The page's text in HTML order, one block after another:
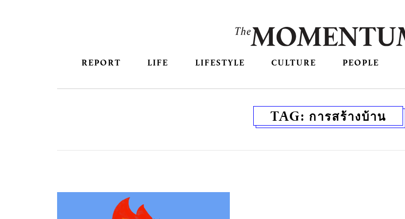
REPORT LIFE LIFESTYLE CULTURE PEOPLE
TAG: การสร้างบ้าน